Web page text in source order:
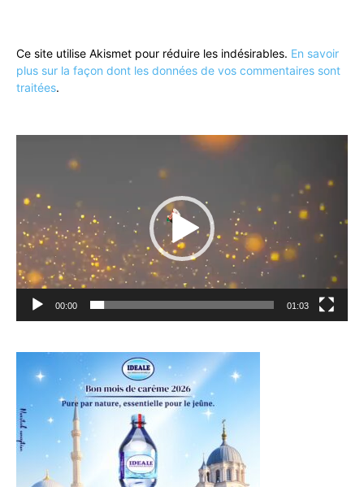
Ce site utilise Akismet pour réduire les indésirables. En savoir
plus sur la façon dont les données de vos commentaires sont
traitées.
00:00 01:03